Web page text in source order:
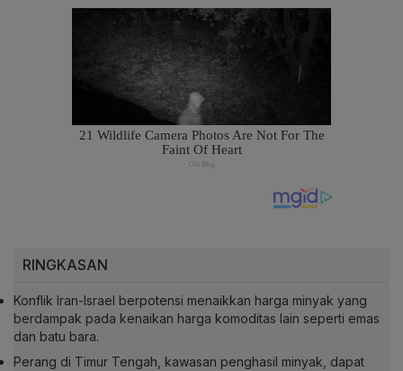
RINGKASAN
Konflik Iran-Israel berpotensi menaikkan harga minyak yang
berdampak pada kenaikan harga komoditas lain seperti emas
dan batu bara.
Perang di Timur Tengah, kawasan penghasil minyak, dapat